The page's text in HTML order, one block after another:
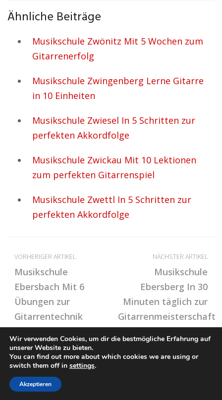
Ähnliche Beiträge
Musikschule Zwönitz Mit 5 Wochen zum
Gitarrenerfolg
Musikschule Zwingenberg Lerne Gitarre
in 10 Einheiten
Musikschule Zwiesel In 5 Schritten zur
perfekten Akkordfolge
Musikschule Zwickau Mit 10 Lektionen
zum perfekten Gitarrenspiel
Musikschule Zwettl In 5 Schritten zur
perfekten Akkordfolge
VORHERIGER ARTIKEL
Musikschule
Ebersbach Mit 6
Übungen zur
Gitarrentechnik
NÄCHSTER ARTIKEL
Musikschule
Ebersberg In 30
Minuten täglich zur
Gitarrenmeisterschaft
© Ton-Musikschule.de
Impressum / Datenschutz
Wir verwenden Cookies, um dir die bestmögliche Erfahrung auf
unserer Website zu bieten.
You can find out more about which cookies we are using or
switch them off in settings.
Akzeptieren